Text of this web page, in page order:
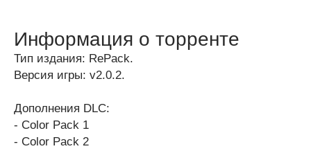
Информация о торренте
Тип издания: RePack.
Версия игры: v2.0.2.
Дополнения DLC:
- Color Pack 1
- Color Pack 2